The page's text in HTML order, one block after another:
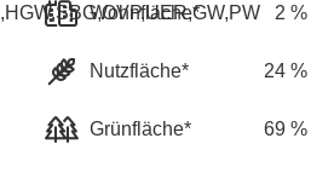
Wohnfläche* 2 %
Nutzfläche* 24 %
Grünfläche* 69 %